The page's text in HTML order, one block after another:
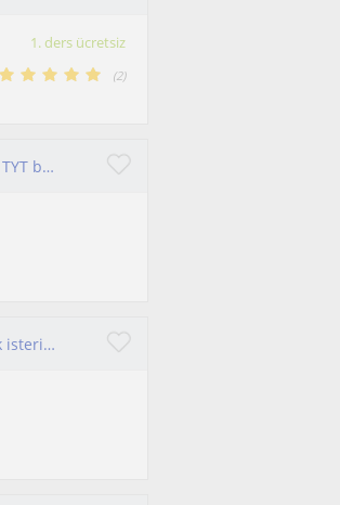
1. ders ücretsiz
(2)
Biyolojiyi anlaşılır anlatan bir öğretmenim; lise düzeyinde, özellikle TYT biyoloji grubuna ders veriyorum
Biyoloji ara sınıf ve sınava hazırlık sürecinde sizlere yardımcı olmak isterim.